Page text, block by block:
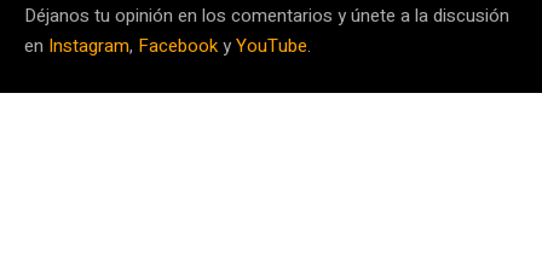
Déjanos tu opinión en los comentarios y únete a la discusión
en Instagram, FacebookyYouTube.